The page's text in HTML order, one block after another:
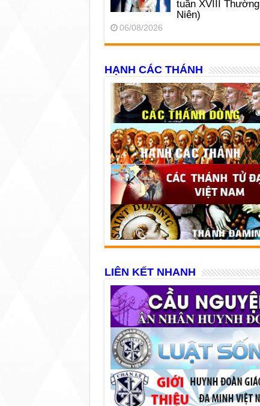
tuần XVIII Thường
Niên)
06/08/2026
HẠNH CÁC THÁNH
LIÊN KẾT NHANH